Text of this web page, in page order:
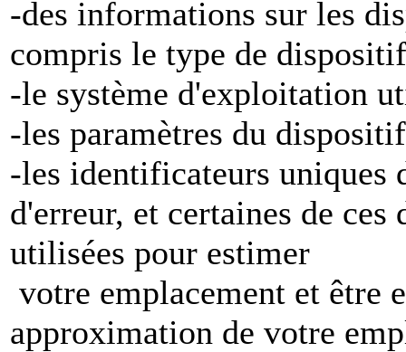
-des informations sur les
compris le type de dispositif
-le système d'exploitation
-les paramètres du dispositif
-les identificateurs uniques
d'erreur, et certaines de
utilisées pour estimer
votre emplacement et être
approximation de votre